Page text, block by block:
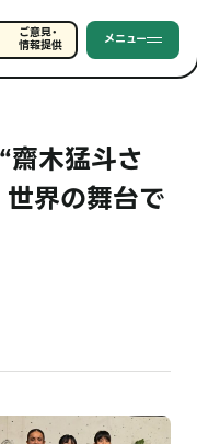
ご意見・
情報提供 メニュー
齋木猛斗さ
界の舞台で